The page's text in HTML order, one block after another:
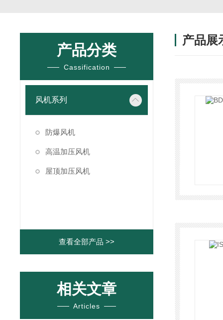
产品分类
Cassification
风机系列
防爆风机
高温加压风机
屋顶加压风机
查看全部产品 >>
相关文章
Articles
产品展